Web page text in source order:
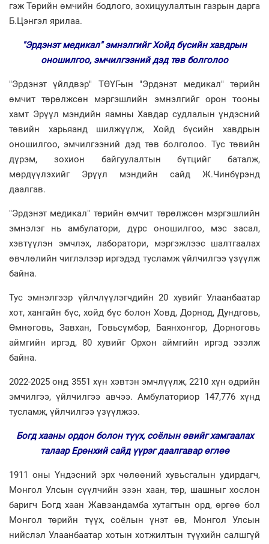
гэж Төрийн өмчийн бодлого, зохицуулалтын газрын дарга
Б.Цэнгэл ярилаа.
"Эрдэнэт медикал" эмнэлгийг Хойд бүсийн хавдрын
оношилгоо, эмчилгээний дэд төв болголоо
"Эрдэнэт үйлдвэр" ТӨҮГ-ын "Эрдэнэт медикал" төрийн
өмчит төрөлжсөн мэргэшлийн эмнэлгийг орон тооны
хамт Эрүүл мэндийн яамны Хавдар судлалын үндэсний
төвийн харьяанд шилжүүлж, Хойд бүсийн хавдрын
оношилгоо, эмчилгээний дэд төв болголоо. Тус төвийн
дүрэм, зохион байгуулалтын бүтцийг баталж,
мөрдүүлэхийг Эрүүл мэндийн сайд Ж.Чинбүрэнд
даалгав.
"Эрдэнэт медикал" төрийн өмчит төрөлжсөн мэргэшлийн
эмнэлэг нь амбулатори, дүрс оношилгоо, мэс засал,
хэвтүүлэн эмчлэх, лаборатори, мэргэжлээс шалтгаалах
өвчлөлийн чиглэлээр иргэдэд тусламж үйлчилгээ үзүүлж
байна.
Тус эмнэлгээр үйлчлүүлэгчдийн 20 хувийг Улаанбаатар
хот, хангайн бүс, хойд бүс болон Ховд, Дорнод, Дундговь,
Өмнөговь, Завхан, Говьсүмбэр, Баянхонгор, Дорноговь
аймгийн иргэд, 80 хувийг Орхон аймгийн иргэд эзэлж
байна.
2022-2025 онд 3551 хүн хэвтэн эмчлүүлж, 2210 хүн өдрийн
эмчилгээ, үйлчилгээ авчээ. Амбулаториор 147,776 хүнд
тусламж, үйлчилгээ үзүүлжээ.
Богд хааны ордон болон түүх, соёлын өвийг хамгаалах
талаар Ерөнхий сайд үүрэг даалгавар өглөө
1911 оны Үндэсний эрх чөлөөний хувьсгалын удирдагч,
Монгол Улсын сүүлчийн эзэн хаан, төр, шашныг хослон
баригч Богд хаан Жавзандамба хутагтын орд, өргөө бол
Монгол төрийн түүх, соёлын үнэт өв, Монгол Улсын
нийслэл Улаанбаатар хотын хотжилтын түүхийн салшгүй